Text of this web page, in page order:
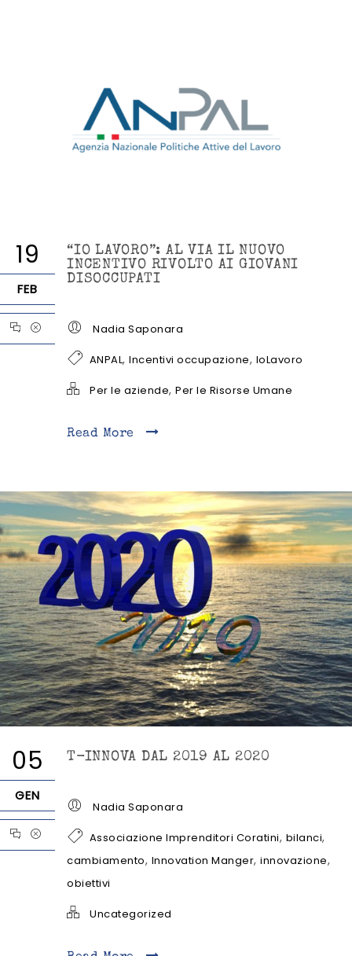
19
FEB
“IO LAVORO”: AL VIA IL NUOVO
INCENTIVO RIVOLTO AI GIOVANI
DISOCCUPATI
Nadia Saponara
ANPAL, Incentivi occupazione, IoLavoro
Per le aziende, Per le Risorse Umane
Read More
05
GEN
T-INNOVA DAL 2019 AL 2020
Nadia Saponara
Associazione Imprenditori Coratini, bilanci,
cambiamento, Innovation Manger, innovazione,
obiettivi
Uncategorized